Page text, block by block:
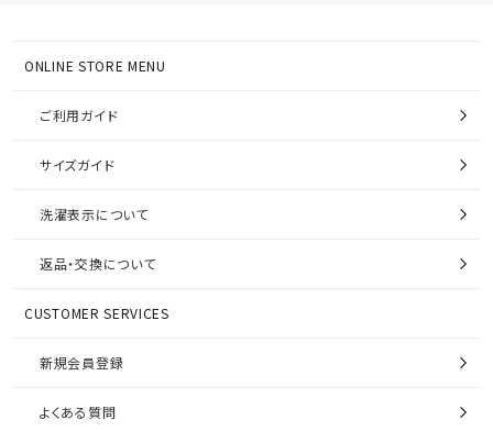
ONLINE STORE MENU
ご利用ガイド
サイズガイド
洗濯表示について
返品・交換について
CUSTOMER SERVICES
新規会員登録
よくある質問